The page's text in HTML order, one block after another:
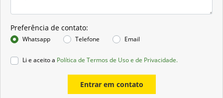
Preferência de contato:
Whatsapp Telefone Email
Li e aceito a Política de Termos de Uso e de Privacidade.
Entrar em contato